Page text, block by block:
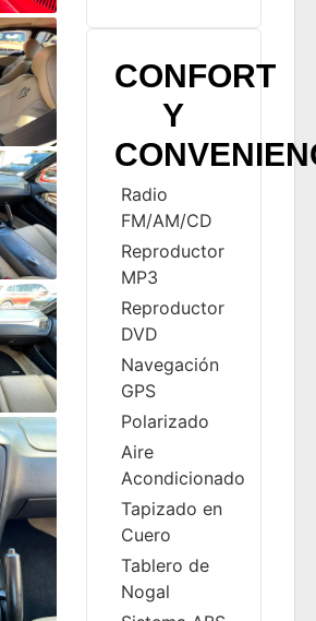
CONFORT
Y
Radio
FM/AM/CD
Reproductor
MP3
Reproductor
DVD
Navegación
GPS
Polarizado
Aire
Acondicionado
Tapizado en
Cuero
Tablero de
Nogal